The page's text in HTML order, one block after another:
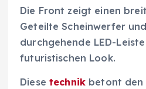
Die Front zeigt einen
Geteilte Scheinwerfer
durchgehende LED-
futuristischen Look.
Diese technikbetont den